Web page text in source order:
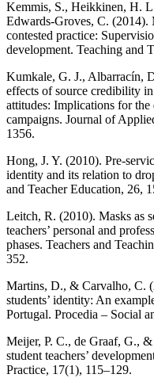
Kemmis, S., Heikkinen, H.
Edwards-Groves, C. (2014).
contested practice:
development. Teaching and
Kumkale, G. J., Albarracín,
effects of source credibility
attitudes: Implications for
campaigns. Journal of
1356.
Hong, J. Y. (2010). Pre-
identity and its relation to
and Teacher Education, 26,
Leitch, R. (2010). Masks as
teachers’ personal and
phases. Teachers and
352.
Martins, D., & Carvalho, C.
students’ identity: An
Portugal. Procedia – Social
Meijer, P. C., de Graaf, G.,
student teachers’
Practice, 17(1), 115–129.